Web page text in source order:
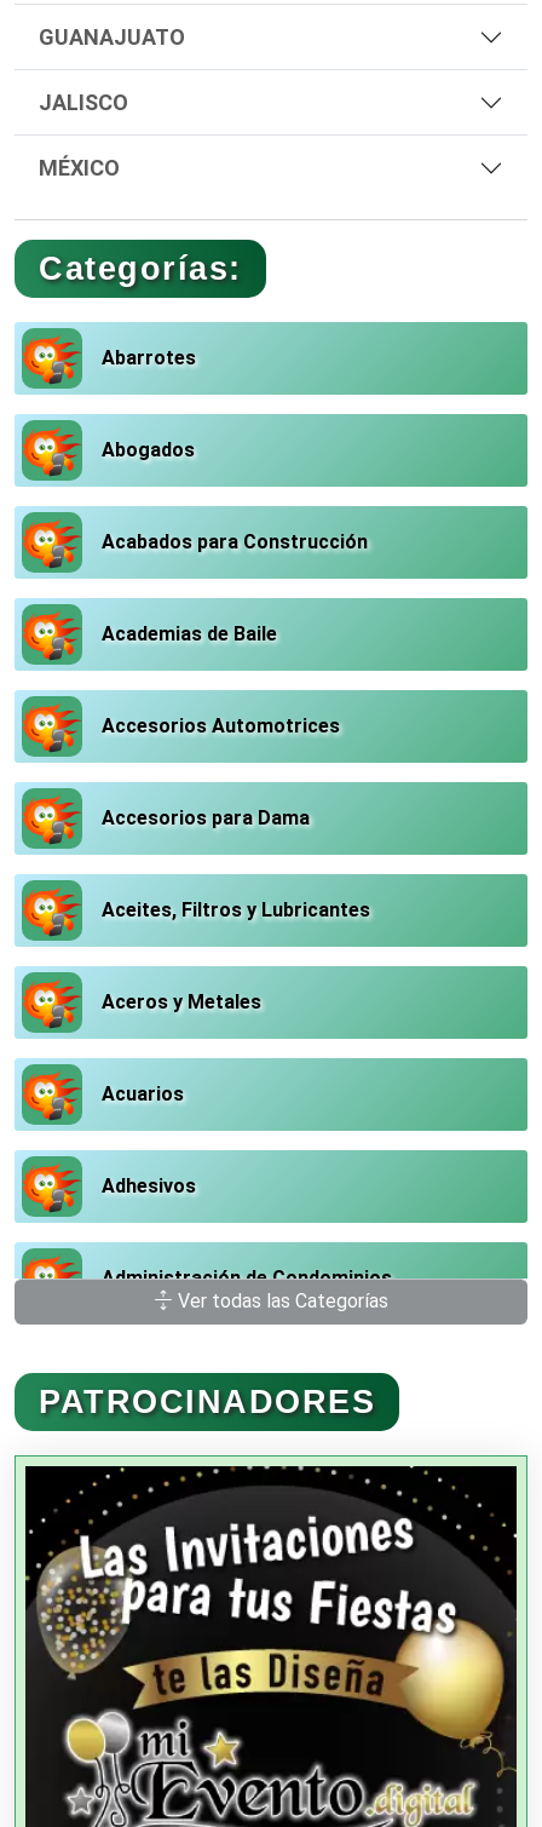
GUANAJUATO
JALISCO
MÉXICO
Categorías:
Abarrotes
Abogados
Acabados para Construcción
Academias de Baile
Accesorios Automotrices
Accesorios para Dama
Aceites, Filtros y Lubricantes
Aceros y Metales
Acuarios
Adhesivos
Administración de Condominios
Administración de Empresas
Agencias Aduanales
Agencias de Autos
Agencias de Cobranza
Agencias de Colocación
Ver todas las Categorías
PATROCINADORES